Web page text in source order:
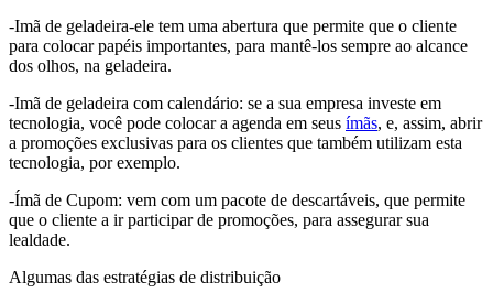
-Imã de geladeira-ele tem uma abertura que permite que o cliente
para colocar papéis importantes, para mantê-los sempre ao alcance
dos olhos, na geladeira.
-Imã de geladeira com calendário: se a sua empresa investe em
tecnologia, você pode colocar a agenda em seus ímãs, e, assim, abrir
a promoções exclusivas para os clientes que também utilizam esta
tecnologia, por exemplo.
-Ímã de Cupom: vem com um pacote de descartáveis, que permite
que o cliente a ir participar de promoções, para assegurar sua
lealdade.
Algumas das estratégias de distribuição